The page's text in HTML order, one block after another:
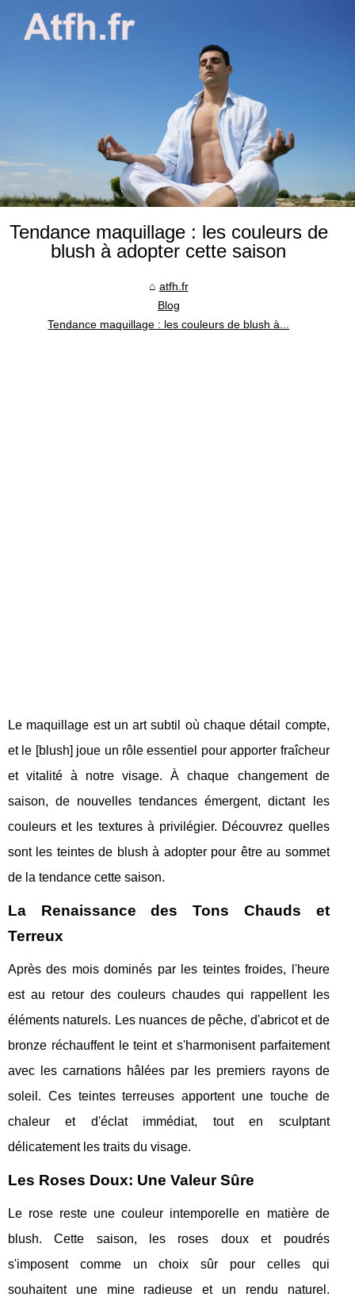
Tendance maquillage : les couleurs de
blush à adopter cette saison
atfh.fr
Blog
Tendance maquillage : les couleurs de blush à...
Le maquillage est un art subtil où chaque détail compte,
et le [blush] joue un rôle essentiel pour apporter fraîcheur
et vitalité à notre visage. À chaque changement de
saison, de nouvelles tendances émergent, dictant les
couleurs et les textures à privilégier. Découvrez quelles
sont les teintes de blush à adopter pour être au sommet
de la tendance cette saison.
La Renaissance des Tons Chauds et
Terreux
Après des mois dominés par les teintes froides, l'heure
est au retour des couleurs chaudes qui rappellent les
éléments naturels. Les nuances de pêche, d'abricot et de
bronze réchauffent le teint et s'harmonisent parfaitement
avec les carnations hâlées par les premiers rayons de
soleil. Ces teintes terreuses apportent une touche de
chaleur et d'éclat immédiat, tout en sculptant
délicatement les traits du visage.
Les Roses Doux: Une Valeur Sûre
Le rose reste une couleur intemporelle en matière de
blush. Cette saison, les roses doux et poudrés
s'imposent comme un choix sûr pour celles qui
souhaitent une mine radieuse et un rendu naturel.